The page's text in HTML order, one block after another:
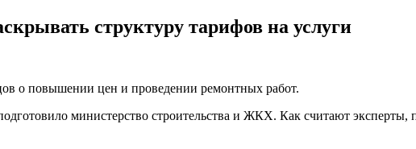
структуру тарифов на услуги
о повышении цен и проведении ремонтных работ.
министерство строительства и ЖКХ. Как считают